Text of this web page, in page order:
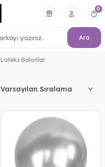
Ara
0
Lateks Balonlar